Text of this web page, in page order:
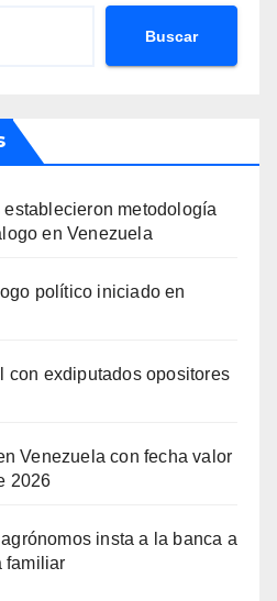
Buscar
metodología
en Venezuela
político iniciado en
con exdiputados opositores
Venezuela con fecha valor
2026
insta a la banca a
familiar